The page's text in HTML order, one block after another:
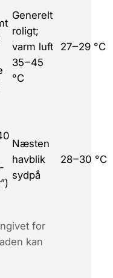
Generelt
roligt;
varm luft
35‒45
°C
27‒29 °C
Næsten
havblik
sydpå
28‒30 °C
for
kan